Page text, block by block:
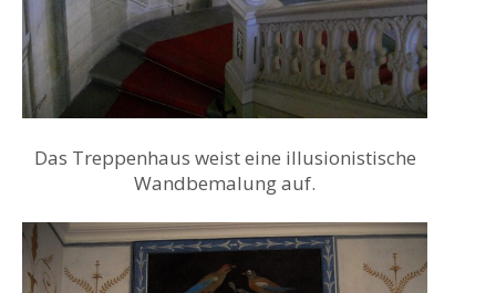
Das Treppenhaus weist eine illusionistische
Wandbemalung auf.